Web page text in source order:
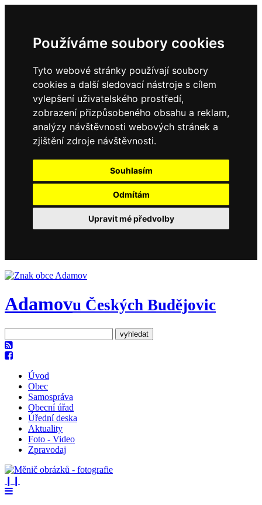
Používáme soubory cookies
Tyto webové stránky používají soubory
cookies a další sledovací nástroje s cílem
vylepšení uživatelského prostředí,
zobrazení přizpůsobeného obsahu a reklam,
analýzy návštěvnosti webových stránek a
zjištění zdroje návštěvnosti.
Souhlasím
Odmítám
Upravit mé předvolby
Adamovu Českých Budějovic
Úvod
Obec
Samospráva
Obecní úřad
Úřední deska
Aktuality
Foto - Video
Zpravodaj